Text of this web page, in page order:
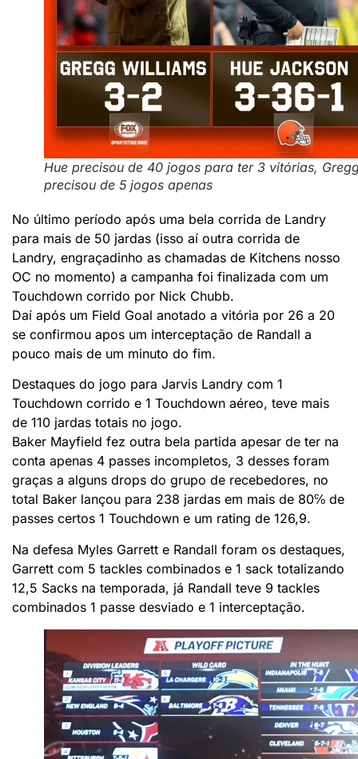
Hue precisou de 40 jogos para ter 3 vitórias,
precisou de 5 jogos apenas
No último período após uma bela corrida de Landry
para mais de 50 jardas (isso aí outra corrida de
Landry, engraçadinho as chamadas de Kitchens nosso
OC no momento) a campanha foi finalizada com um
Touchdown corrido por Nick Chubb.
Daí após um Field Goal anotado a vitória por 26 a 20
se confirmou apos um interceptação de Randall a
pouco mais de um minuto do fim.
Destaques do jogo para Jarvis Landry com 1
Touchdown corrido e 1 Touchdown aéreo, teve mais
de 110 jardas totais no jogo.
Baker Mayfield fez outra bela partida apesar de ter na
conta apenas 4 passes incompletos, 3 desses foram
graças a alguns drops do grupo de recebedores, no
total Baker lançou para 238 jardas em mais de 80℅ de
passes certos 1 Touchdown e um rating de 126,9.
Na defesa Myles Garrett e Randall foram os destaques,
Garrett com 5 tackles combinados e 1 sack totalizando
12,5 Sacks na temporada, já Randall teve 9 tackles
combinados 1 passe desviado e 1 interceptação.